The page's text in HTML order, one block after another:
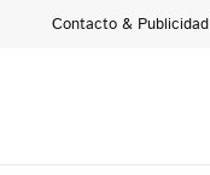
Contacto & Publicidad